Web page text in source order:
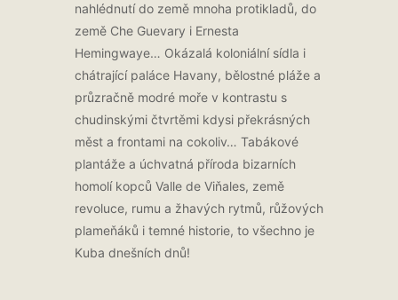
nahlédnutí do země mnoha protikladů, do
země Che Guevary i Ernesta
Hemingwaye… Okázalá koloniální sídla i
chátrající paláce Havany, bělostné pláže a
průzračně modré moře v kontrastu s
chudinskými čtvrtěmi kdysi překrásných
měst a frontami na cokoliv… Tabákové
plantáže a úchvatná příroda bizarních
homolí kopců Valle de Viňales, země
revoluce, rumu a žhavých rytmů, růžových
plameňáků i temné historie, to všechno je
Kuba dnešních dnů!